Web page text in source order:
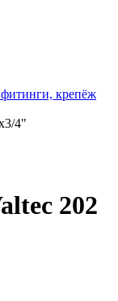
крепёж
4"
202